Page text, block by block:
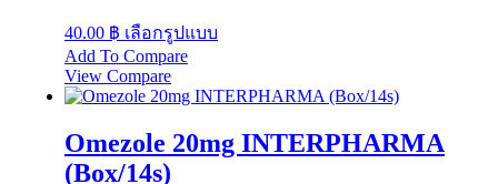
40.00 ฿ เลือกรูปแบบ
product
multiple
variants.
options
Add To Compare
View Compare
Omezole 20mg INTERPHARMA
(Box/14s)